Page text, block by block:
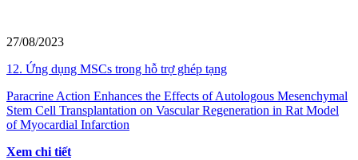
27/08/2023
12. Ứng dụng MSCs trong hỗ trợ ghép tạng
Paracrine Action Enhances the Effects of Autologous Mesenchymal
Stem Cell Transplantation on Vascular Regeneration in Rat Model
of Myocardial Infarction
Xem chi tiết